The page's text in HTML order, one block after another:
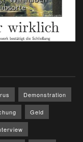
Demonstration
Geld